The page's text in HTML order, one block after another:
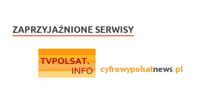
ZAPRZYJAŹNIONE SERWISY